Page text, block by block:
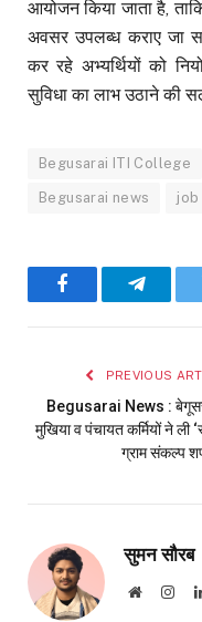
आयोजन किया जाता है,
अवसर उपलब्ध कराए जा
कर रहे अभ्यर्थियों को
सुविधा का लाभ उठाने की
Begusarai ITI College
Begusarai news job
Facebook
PREVIOUS
Begusarai News :
मुखिया व पंचायत कर्मियों ने ली
ग्राम संकल्प
सुमन सौरब
Website